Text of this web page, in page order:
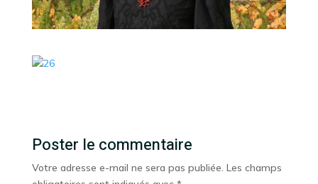
Poster le commentaire
Votre adresse e-mail ne sera pas publiée. Les champs